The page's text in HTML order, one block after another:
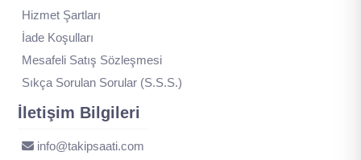
Hizmet Şartları
İade Koşulları
Mesafeli Satış Sözleşmesi
Sıkça Sorulan Sorular (S.S.S.)
İletişim Bilgileri
info@takipsaati.com